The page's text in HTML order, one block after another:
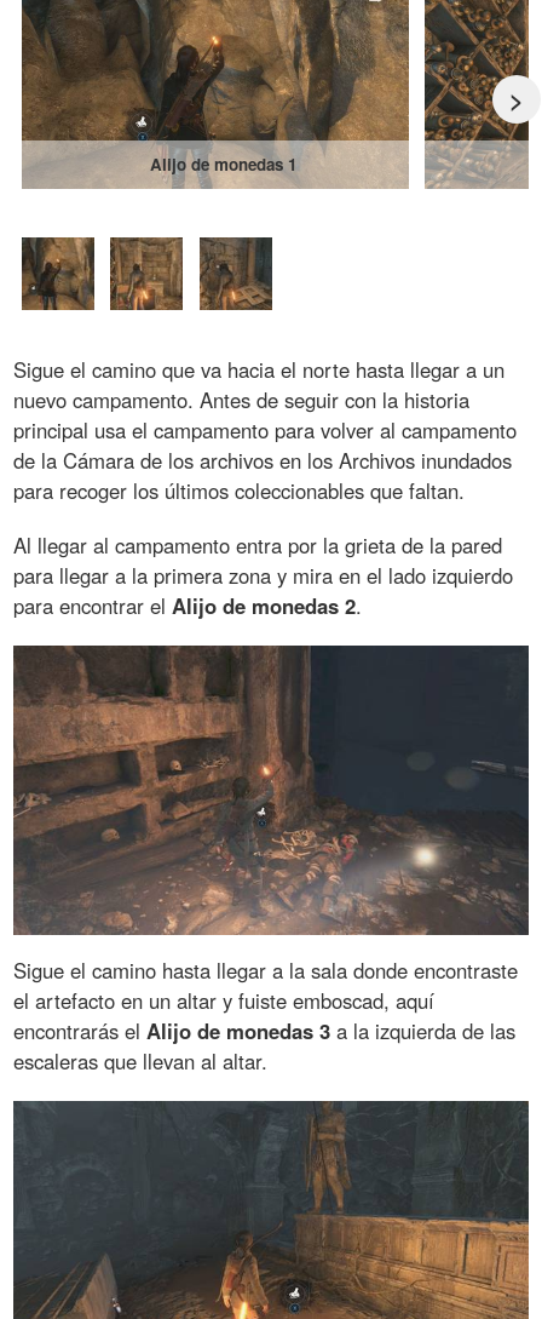
>
Alijo de monedas 1
Sigue el camino que va hacia el norte hasta llegar a un
nuevo campamento. Antes de seguir con la historia
principal usa el campamento para volver al campamento
de la Cámara de los archivos en los Archivos inundados
para recoger los últimos coleccionables que faltan.
Al llegar al campamento entra por la grieta de la pared
para llegar a la primera zona y mira en el lado izquierdo
para encontrar elAlijo de monedas 2.
Sigue el camino hasta llegar a la sala donde encontraste
el artefacto en un altar y fuiste emboscad, aquí
encontrarás elAlijo de monedas 3 a la izquierda de las
escaleras que llevan al altar.